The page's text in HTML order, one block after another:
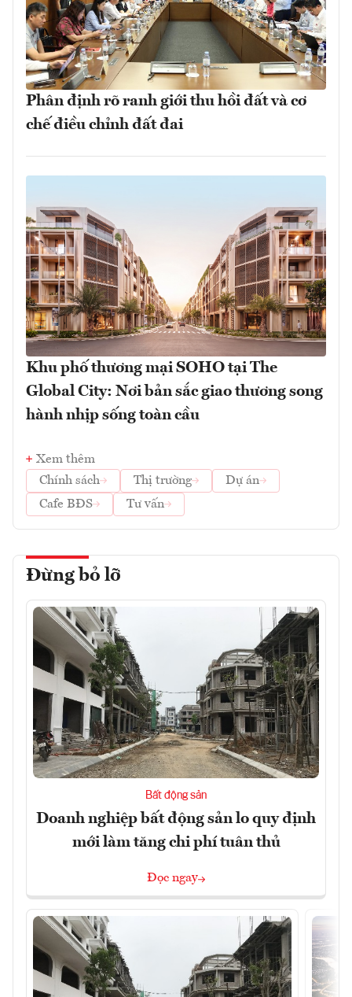
Phân định rõ ranh giới thu hồi đất và cơ
chế điều chỉnh đất đai
Khu phố thương mại SOHO tại The
Global City: Nơi bản sắc giao thương song
hành nhịp sống toàn cầu
Xem thêm
Chính sách
Thị trường
Dự án
Cafe BĐS
Tư vấn
Đừng bỏ lỡ
Bất động sản
Doanh nghiệp bất động sản lo quy định
mới làm tăng chi phí tuân thủ
Đọc ngay